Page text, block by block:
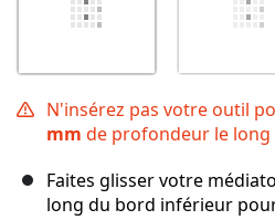
N'insérez pas votre outil
mm de profondeur le
Faites glisser votre
long du bord inférieur